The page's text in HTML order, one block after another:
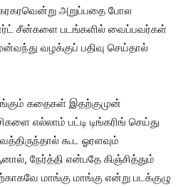
அறுப்பதை போல
சீன்களை படங்களில் வைப்பவர்கள்
வழக்குப் பதிவு செய்தால்
கதைகள் இதற்குமுன்
எல்லாம் பட்டி டிங்கரிங் செய்து
கூட ஓரளவும்
நேர்த்தி என்பதே கிஞ்சித்தும்
மாங்கு மாங்கு என்று படக்குழு